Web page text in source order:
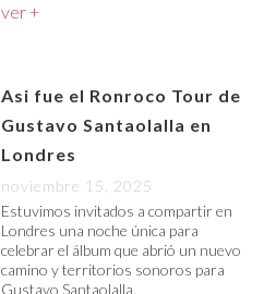
ver +
Asi fue el Ronroco Tour de
Gustavo Santaolalla en
Londres
noviembre 15, 2025
Estuvimos invitados a compartir en
Londres una noche única para
celebrar el álbum que abrió un nuevo
camino y territorios sonoros para
Gustavo Santaolalla.